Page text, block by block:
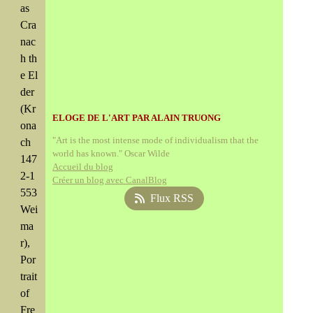
as
Cra
nac
h th
e El
der
(Kr
ona
ch
147
2-1
553
Wei
ma
r),
Por
trait
of
Fre
ELOGE DE L'ART PAR ALAIN TRUONG
"Art is the most intense mode of individualism that the
world has known." Oscar Wilde
Accueil du blog
Créer un blog avec CanalBlog
Flux RSS